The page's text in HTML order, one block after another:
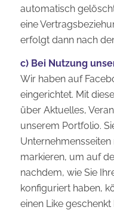
automatisch
eine
erfolgt dann nach
c) Bei Nutzung
Wir haben auf
eingerichtet. Mit
über Aktuelles,
unserem Portfolio.
Unternehmensseiten
markieren, um auf
nachdem, wie Sie
konfiguriert haben,
einen Like